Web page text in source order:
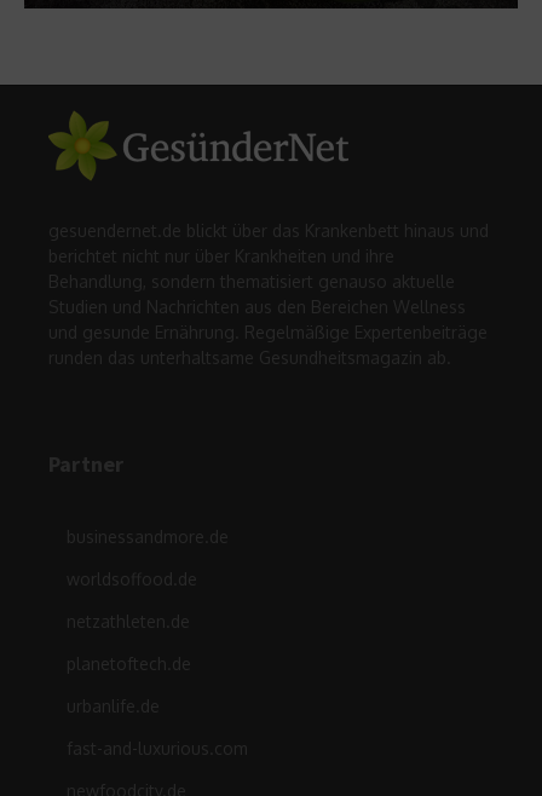
gesuendernet.de blickt über das Krankenbett hinaus und
berichtet nicht nur über Krankheiten und ihre
Behandlung, sondern thematisiert genauso aktuelle
Studien und Nachrichten aus den Bereichen Wellness
und gesunde Ernährung. Regelmäßige Expertenbeiträge
runden das unterhaltsame Gesundheitsmagazin ab.
Partner
businessandmore.de
worldsoffood.de
netzathleten.de
planetoftech.de
urbanlife.de
fast-and-luxurious.com
newfoodcity.de